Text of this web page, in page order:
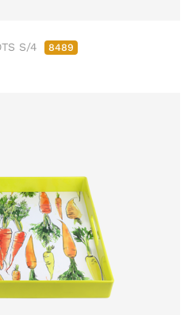
S/4 8489